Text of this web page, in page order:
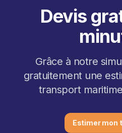
Devis
Grâce à notre
gratuitement une
transport
Estimer mon